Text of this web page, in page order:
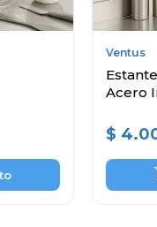
Ventus
Acero
$